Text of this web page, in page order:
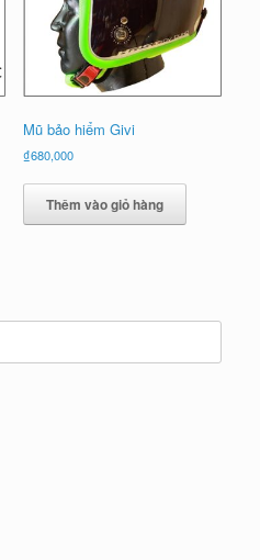
Mũ bảo hiểm Givi
₫680,000
Thêm vào giỏ hàng